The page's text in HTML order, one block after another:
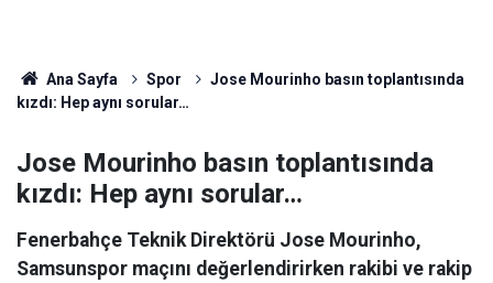
Ana Sayfa Spor
Jose Mourinho basın toplantısında
kızdı: Hep aynı sorular…
Jose Mourinho basın toplantısında
kızdı: Hep aynı sorular…
Fenerbahçe Teknik Direktörü Jose Mourinho,
Samsunspor maçını değerlendirirken rakibi ve rakip